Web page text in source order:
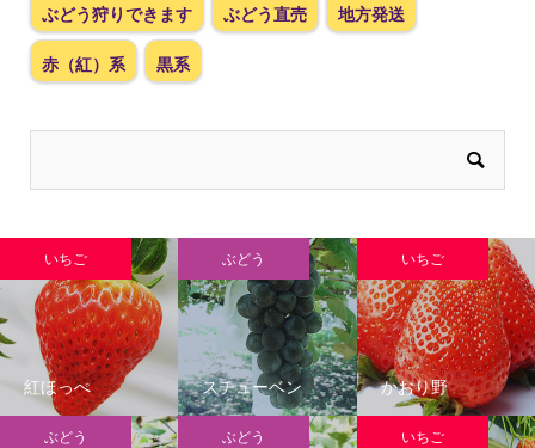
ぶどう狩りできます ぶどう直売 地方発送
赤（紅）系 黒系
紅ほっぺ
いちご
スチューベン
ぶどう
かおり野
いちご
ぶどう ぶどう いちご